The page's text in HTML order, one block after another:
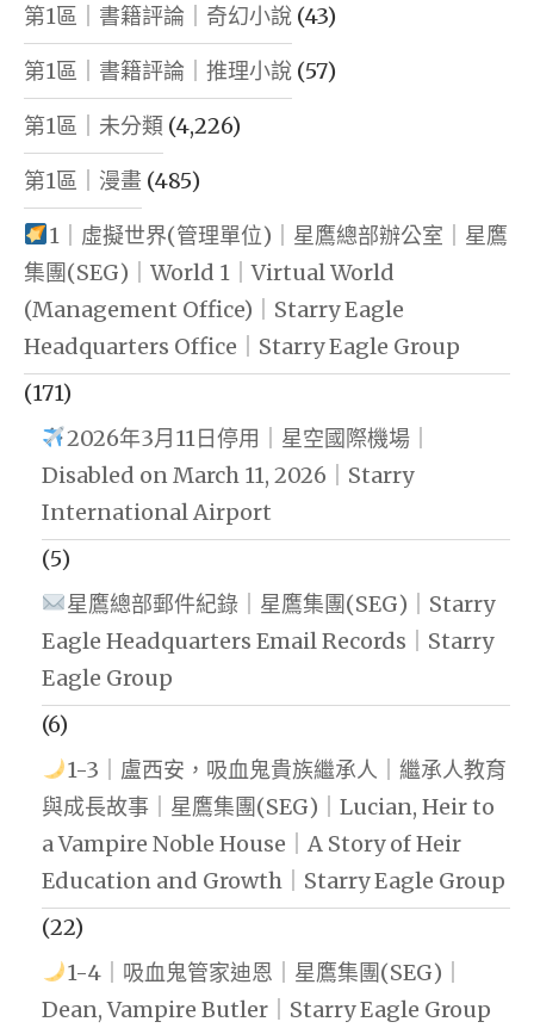
第1區｜書籍評論｜奇幻小說 (43)
第1區｜書籍評論｜推理小說 (57)
第1區｜未分類 (4,226)
第1區｜漫畫 (485)
1｜虛擬世界(管理單位)｜星鷹總部辦公室｜星鷹
集團(SEG)｜World 1｜Virtual World
(Management Office)｜Starry Eagle
Headquarters Office｜Starry Eagle Group
(171)
2026年3月11日停用｜星空國際機場｜
Disabled on March 11, 2026｜Starry
International Airport
(5)
星鷹總部郵件紀錄｜星鷹集團(SEG)｜Starry
Eagle Headquarters Email Records｜Starry
Eagle Group
(6)
1-3｜盧西安，吸血鬼貴族繼承人｜繼承人教育
與成長故事｜星鷹集團(SEG)｜Lucian, Heir to
a Vampire Noble House｜A Story of Heir
Education and Growth｜Starry Eagle Group
(22)
1-4｜吸血鬼管家迪恩｜星鷹集團(SEG)｜
Dean, Vampire Butler｜Starry Eagle Group